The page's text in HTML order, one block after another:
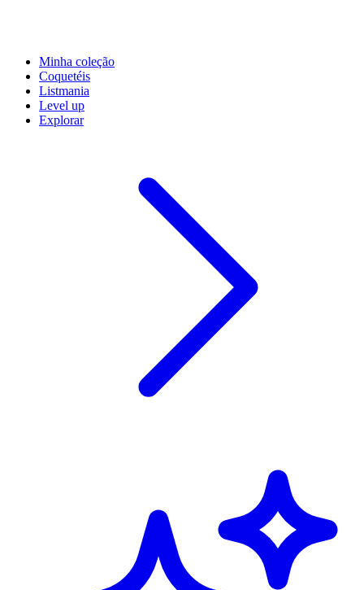
Minha coleção
Coquetéis
Listmania
Level up
Explorar